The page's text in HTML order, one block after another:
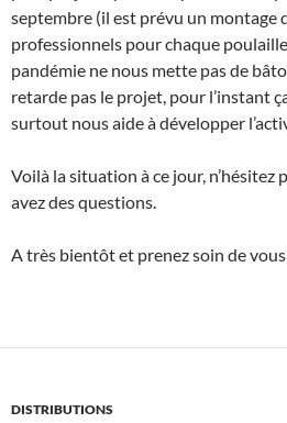
septembre (il est prévu un montage
professionnels pour chaque
pandémie ne nous mette pas de
retarde pas le projet, pour l’instant
surtout nous aide à développer
Voilà la situation à ce jour, n’hésitez
avez des questions.
A très bientôt et prenez soin de
DISTRIBUTIONS